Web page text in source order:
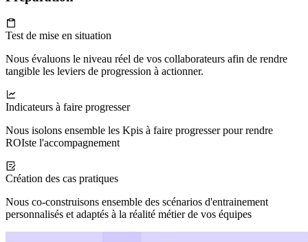
Test de mise en situation
Nous évaluons le niveau réel de vos collaborateurs afin de rendre
tangible les leviers de progression à actionner.
Indicateurs à faire progresser
Nous isolons ensemble les Kpis à faire progresser pour rendre
ROIste l'accompagnement
Création des cas pratiques
Nous co-construisons ensemble des scénarios d'entrainement
personnalisés et adaptés à la réalité métier de vos équipes